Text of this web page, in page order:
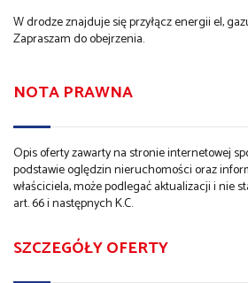
W drodze znajduje się przyłącz energii el,
Zapraszam do obejrzenia.
NOTA PRAWNA
Opis oferty zawarty na stronie internetowej
podstawie oględzin nieruchomości oraz
właściciela, może podlegać aktualizacji i nie
art. 66 i następnych K.C.
SZCZEGÓŁY OFERTY